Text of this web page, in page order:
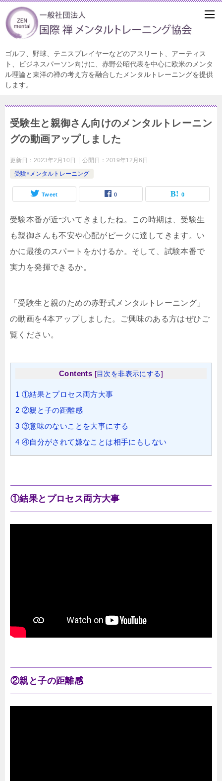
ゴルフ、野球、テニスプレイヤーなどのアスリート、アーティス
ト、ビジネスパーソン向けに、赤野公昭代表を中心に欧米のメンタ
ル理論と東洋の禅の考え方を融合したメンタルトレーニングを提供
します。
受験生と親御さん向けのメンタルトレーニン
グの動画アップしました
更新日： 2023年2月10日 公開日： 2019年12月6日
受験×メンタルトレーニング
Tweet 0 0
受験本番が近づいてきましたね。この時期は、受験生
も親御さんも不安や心配がピークに達してきます。い
かに最後のスパートをかけるか。そして、試験本番で
実力を発揮できるか。
「受験生と親のための赤野式メンタルトレーニング」
の動画を4本アップしました。ご興味のある方はぜひご
覧ください。
Contents [ 目次を非表示にする]
1 ①結果とプロセス両方大事
2 ②親と子の距離感
3 ③意味のないことを大事にする
4 ④自分がされて嫌なことは相手にもしない
①結果とプロセス両方大事
②親と子の距離感